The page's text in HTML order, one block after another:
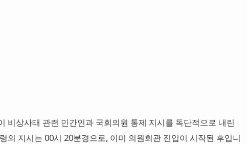
비상사태 관련 민간인과 국회의원 통제 지시를 독단적으로 내린
의 지시는 00시 20분경으로, 이미 의원회관 진입이 시작된 후입니